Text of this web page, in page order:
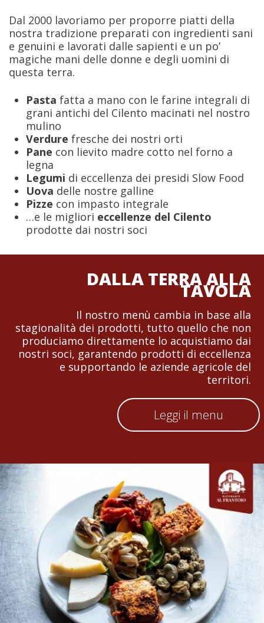
Dal 2000 lavoriamo per proporre piatti della
nostra tradizione preparati con ingredienti sani
e genuini e lavorati dalle sapienti e un po’
magiche mani delle donne e degli uomini di
questa terra.
Pasta fatta a mano con le farine integrali di
grani antichi del Cilento macinati nel nostro
mulino
Verdure fresche dei nostri orti
Pane con lievito madre cotto nel forno a
legna
Legumi di eccellenza dei presidi Slow Food
Uova delle nostre galline
Pizze con impasto integrale
…e le migliori eccellenze del Cilento
prodotte dai nostri soci
DALLA TERRA ALLA
TAVOLA
Il nostro menù cambia in base alla
stagionalità dei prodotti, tutto quello che non
produciamo direttamente lo acquistiamo dai
nostri soci, garantendo prodotti di eccellenza
e supportando le aziende agricole del
territori.
Leggi il menu